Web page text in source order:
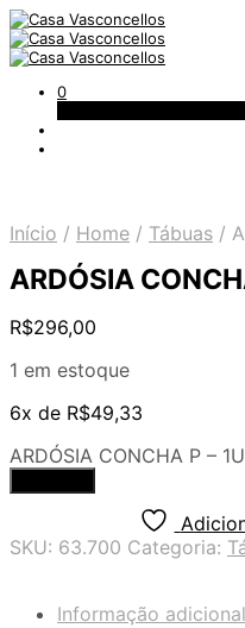
0
Início / Home / Tábuas /
ARDÓSIA
R$296,00
1 em estoque
6x de R$49,33
ARDÓSIA CONCHA P –
SKU: 63.700 Categoria:
Informação adicional